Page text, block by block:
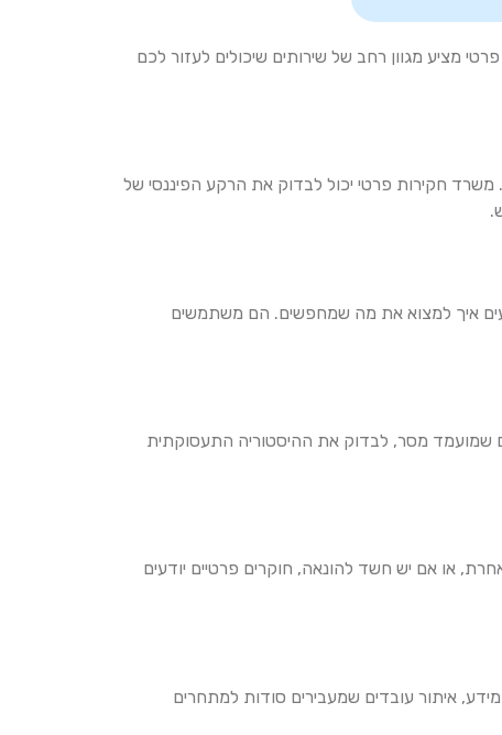
מציע מגוון רחב של שירותים שיכולים לעזור לכם
חקירות פרטי יכול לבדוק את הרקע הפיננסי של
איך למצוא את מה שמחפשים. הם משתמשים
שמועמד מסר, לבדוק את ההיסטוריה התעסוקתית
או אם יש חשד להונאה, חוקרים פרטיים יודעים
איתור עובדים שמעבירים סודות למתחרים